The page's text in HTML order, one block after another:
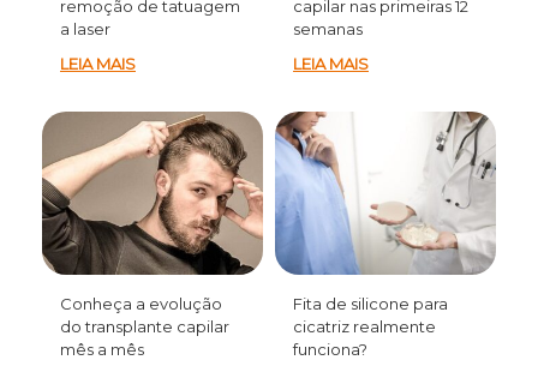
remoção de tatuagem
a laser
LEIA MAIS
capilar nas primeiras 12
semanas
LEIA MAIS
Conheça a evolução
do transplante capilar
mês a mês
Fita de silicone para
cicatriz realmente
funciona?